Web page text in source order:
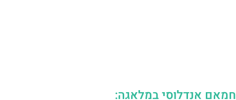
חמאם אנדלוסי במלאגה: